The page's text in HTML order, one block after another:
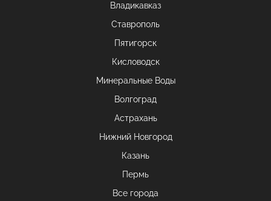
Владикавказ
Ставрополь
Пятигорск
Кисловодск
Минеральные Воды
Волгоград
Астрахань
Нижний Новгород
Казань
Пермь
Все города